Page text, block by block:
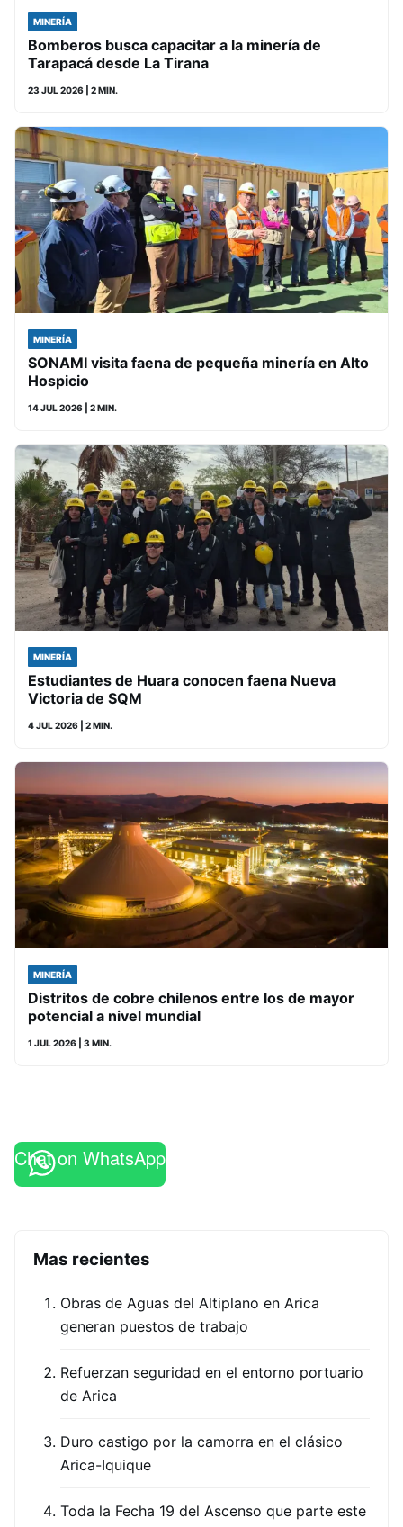
MINERÍA
Bomberos busca capacitar a la minería de
Tarapacá desde La Tirana
23 JUL 2026 | 2 MIN.
MINERÍA
SONAMI visita faena de pequeña minería en Alto
Hospicio
14 JUL 2026 | 2 MIN.
MINERÍA
Estudiantes de Huara conocen faena Nueva
Victoria de SQM
4 JUL 2026 | 2 MIN.
MINERÍA
Distritos de cobre chilenos entre los de mayor
potencial a nivel mundial
1 JUL 2026 | 3 MIN.
Chat on WhatsApp
Mas recientes
Obras de Aguas del Altiplano en Arica
generan puestos de trabajo
Refuerzan seguridad en el entorno portuario
de Arica
Duro castigo por la camorra en el clásico
Arica-Iquique
Toda la Fecha 19 del Ascenso que parte este